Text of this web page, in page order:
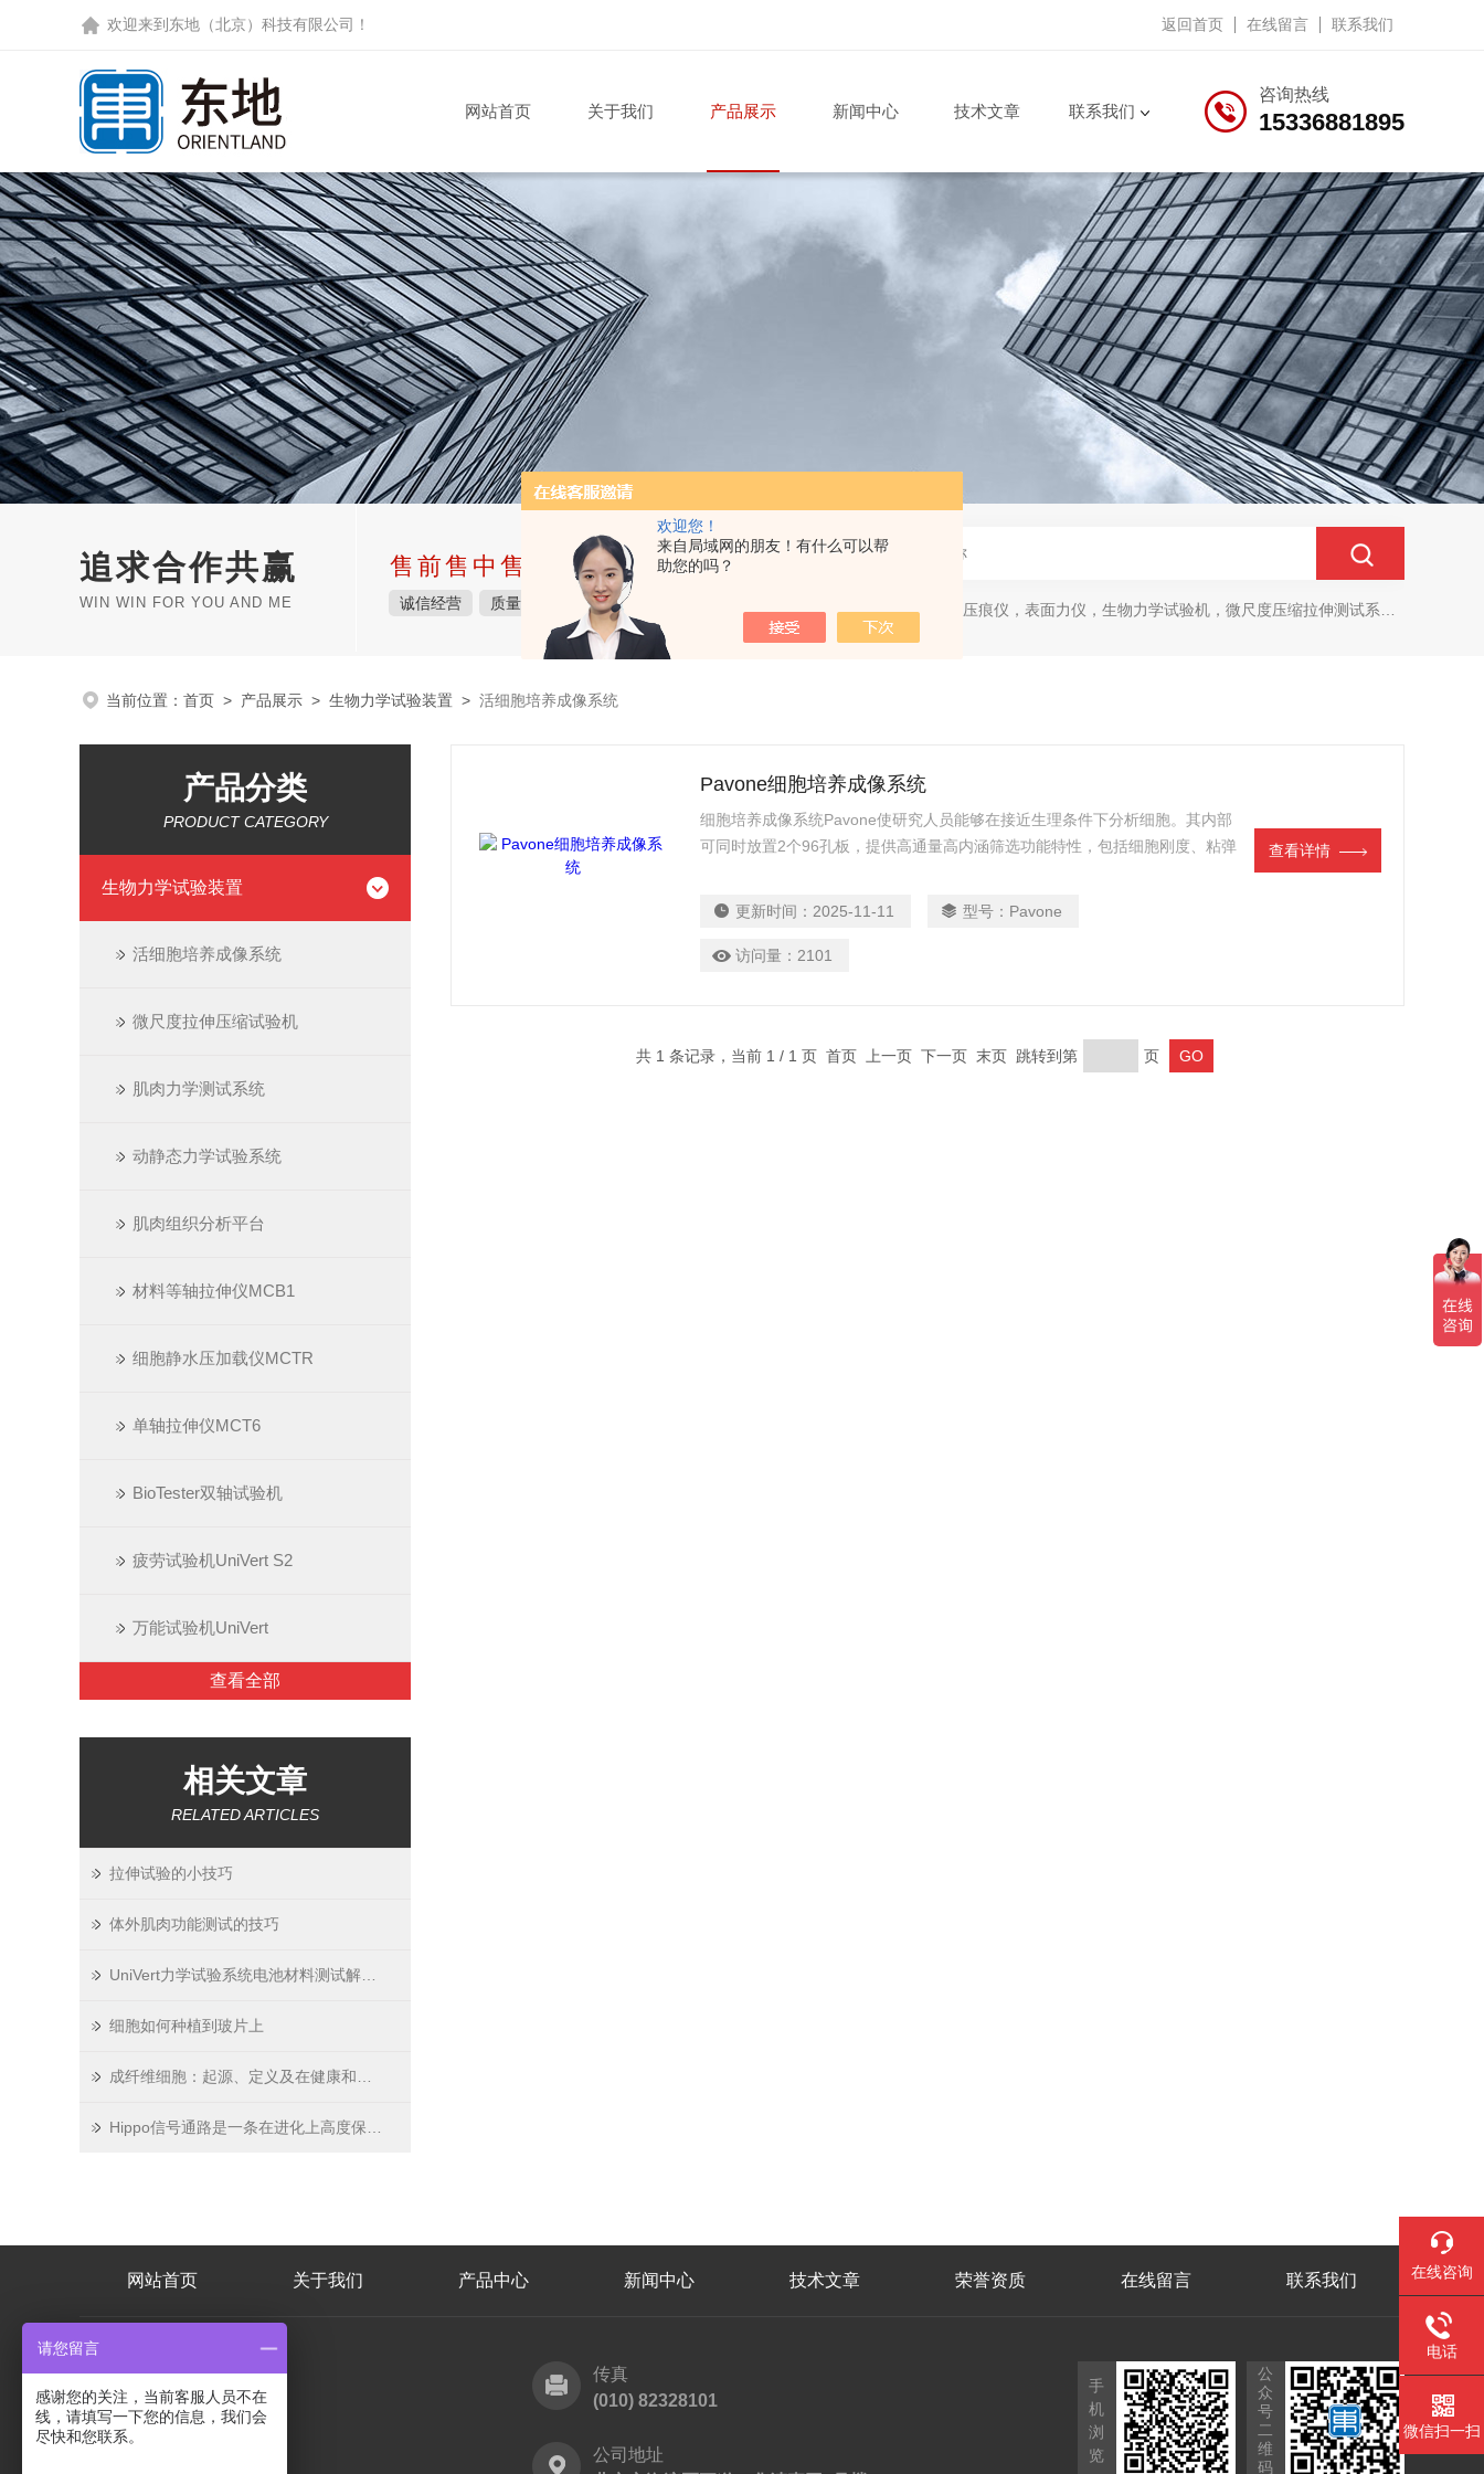
欢迎您！
来自局域网的朋友！有什么可以帮
助您的吗？
欢迎来到 东地（北京）科技有限公司 ！ 返回首页 在线留言 联系我们
咨询热线
15336881895
网站首页 关于我们 产品展示 新闻中心 技术文章 联系我们
追求合作共赢
WIN WIN FOR YOU AND ME
售前售中售后完整的服务体系
诚信经营 质量保障 价格合理 热门关键词：生物纳米压痕仪，表面力仪，生物力学试验机，微尺度压缩拉伸测试系统，生物材料双轴力学测试系统，细胞拉伸仪，原子力探针，细胞流体剪切，细胞压缩，牵引力玻片
当前位置： 首页 > 产品展示 > 生物力学试验装置 > 活细胞培养成像系统
产品分类
PRODUCT CATEGORY
生物力学试验装置
活细胞培养成像系统
微尺度拉伸压缩试验机
肌肉力学测试系统
动静态力学试验系统
肌肉组织分析平台
材料等轴拉伸仪MCB1
细胞静水压加载仪MCTR
单轴拉伸仪MCT6
BioTester双轴试验机
疲劳试验机UniVert S2
万能试验机UniVert
查看全部
相关文章
RELATED ARTICLES
拉伸试验的小技巧
体外肌肉功能测试的技巧
细胞如何种植到玻片上
Pavone细胞培养成像系统
细胞培养成像系统Pavone使研究人员能够在接近生理条件下分析细胞。其内部
可同时放置2个96孔板，提供高通量高内涵筛选功能特性，包括细胞刚度、粘弹
更新时间： 2025-11-11 型号： Pavone
访问量： 2101
查看详情
共 1 条记录，当前 1 / 1 页 首页 上一页 下一页 末页 跳转到第 页
网站首页 关于我们 产品中心 新闻中心 技术文章 荣誉资质 在线留言 联系我们
联系人
吕工
传真
(010) 82328101
公司地址
手
机
浏
览
公
众
号
二
维
码
在线咨询
电话
微信扫一扫
请您留言
感谢您的关注，当前客服人员不在
线，请填写一下您的信息，我们会
尽快和您联系。